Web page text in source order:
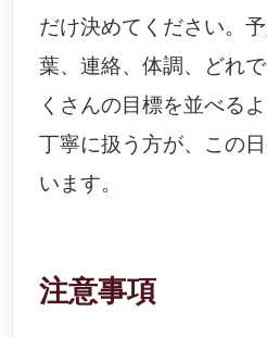
だけ決めてください。
葉、連絡、体調、どれ
くさんの目標を並べる
丁寧に扱う方が、この
います。
注意事項